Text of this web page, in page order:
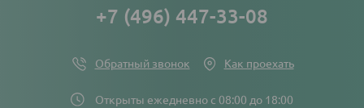
Открыты ежедневно с 08:00 до 18:00
+7 (496) 447-33-08
Обратный звонок Как проехать